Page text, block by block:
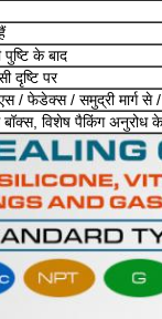
के बाद
दृष्टि पर
/ फेडेक्स / समुद्री मार्ग से
विशेष पैकिंग अनुरोध